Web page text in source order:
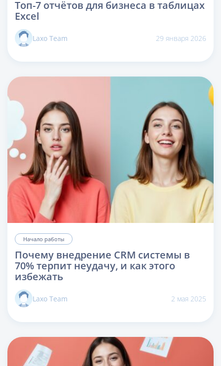
Топ-7 отчётов для бизнеса в таблицах
Excel
Laxo Team 29 января 2026
Начало работы
Почему внедрение CRM системы в
70% терпит неудачу, и как этого
избежать
Laxo Team 2 мая 2025